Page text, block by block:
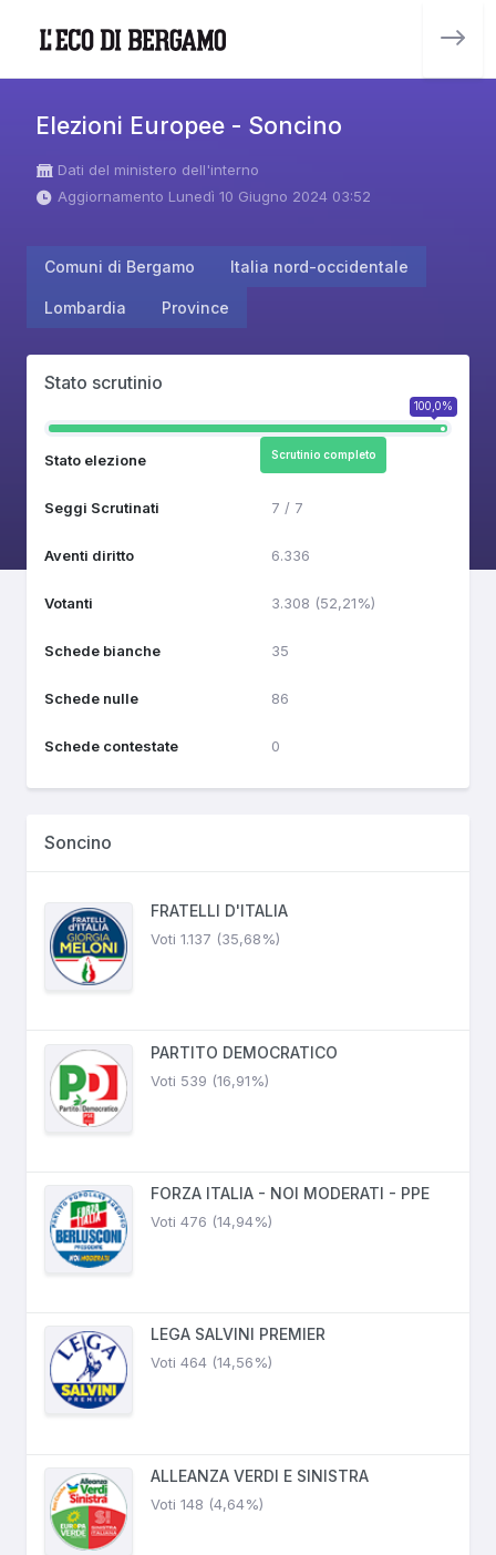
Elezioni Europee - Soncino
Dati del ministero dell'interno
Aggiornamento Lunedì 10 Giugno 2024 03:52
Comuni di Bergamo Italia nord-occidentale
Lombardia Province
Stato scrutinio
100,0%
Stato elezione Scrutinio completo
Seggi Scrutinati 7 / 7
Aventi diritto 6.336
Votanti 3.308 (52,21%)
Schede bianche 35
Schede nulle 86
Schede contestate 0
Soncino
FRATELLI D'ITALIA
Voti 1.137 (35,68%)
PARTITO DEMOCRATICO
Voti 539 (16,91%)
FORZA ITALIA - NOI MODERATI - PPE
Voti 476 (14,94%)
LEGA SALVINI PREMIER
Voti 464 (14,56%)
ALLEANZA VERDI E SINISTRA
Voti 148 (4,64%)